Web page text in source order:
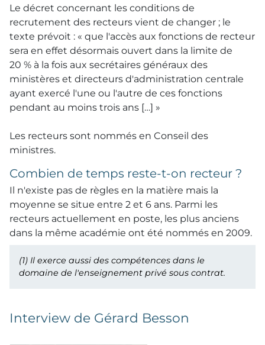
Le décret concernant les conditions de
recrutement des recteurs vient de changer ; le
texte prévoit : « que l'accès aux fonctions de recteur
sera en effet désormais ouvert dans la limite de
20 % à la fois aux secrétaires généraux des
ministères et directeurs d'administration centrale
ayant exercé l'une ou l'autre de ces fonctions
pendant au moins trois ans […] »
Les recteurs sont nommés en Conseil des
ministres.
Combien de temps reste-t-on recteur ?
Il n'existe pas de règles en la matière mais la
moyenne se situe entre 2 et 6 ans. Parmi les
recteurs actuellement en poste, les plus anciens
dans la même académie ont été nommés en 2009.
(1) Il exerce aussi des compétences dans le
domaine de l'enseignement privé sous contrat.
Interview de Gérard Besson